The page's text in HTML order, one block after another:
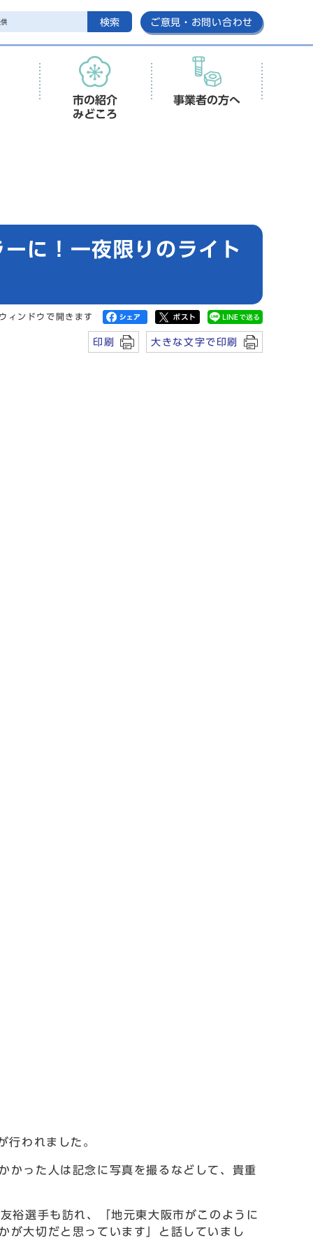
検索 ご意見・お問い合わせ
市の紹介
みどころ
事業者の方へ
に！一夜限りのライト
ィンドウで開きます
印刷 大きな文字で印刷
われました。
った人は記念に写真を撮るなどして、貴重
選手も訪れ、「地元東大阪市がこのように
が大切だと思っています」と話していまし